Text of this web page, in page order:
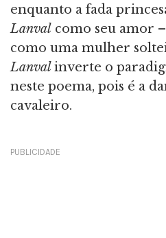
enquanto a fada
Lanval como seu amor
como uma mulher
Lanvalinverte o
neste poema, pois é a
cavaleiro.
PUBLICIDADE